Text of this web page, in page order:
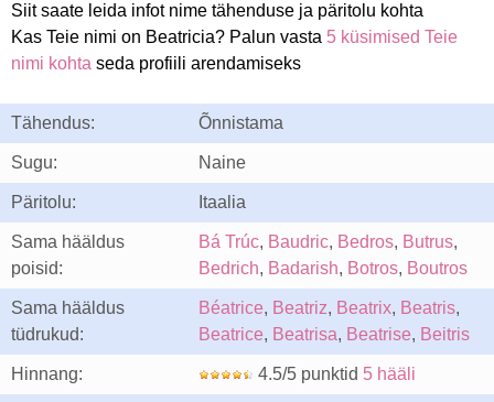
Siit saate leida infot nime tähenduse ja päritolu kohta
Kas Teie nimi on Beatricia? Palun vasta 5 küsimised Teie
nimi kohta seda profiili arendamiseks
Tähendus: Õnnistama
Sugu: Naine
Päritolu: Itaalia
Sama hääldus
poisid:
Bá Trúc, Baudric, Bedros, Butrus,
Bedrich, Badarish, Botros, Boutros
Sama hääldus
tüdrukud:
Béatrice, Beatriz, Beatrix, Beatris,
Beatrice, Beatrisa, Beatrise, Beitris
Hinnang: 4.5/5 punktid 5 hääli